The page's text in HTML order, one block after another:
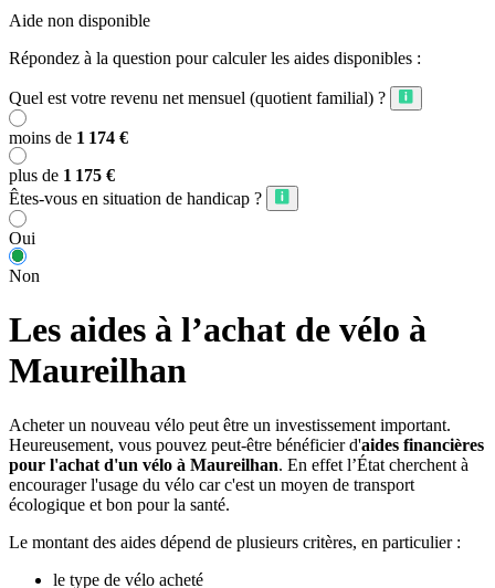
Aide non disponible
Répondez à la question pour calculer les aides disponibles :
Quel est votre revenu net mensuel (quotient familial) ?
moins de 1 174 €
plus de 1 175 €
Êtes-vous en situation de handicap ?
Oui
Non
Les aides à l’achat de vélo à
Maureilhan
Acheter un nouveau vélo peut être un investissement important.
Heureusement, vous pouvez peut-être bénéficier d'aides financières
pour l'achat d'un vélo à Maureilhan. En effet l’État cherchent à
encourager l'usage du vélo car c'est un moyen de transport
écologique et bon pour la santé.
Le montant des aides dépend de plusieurs critères, en particulier :
le type de vélo acheté